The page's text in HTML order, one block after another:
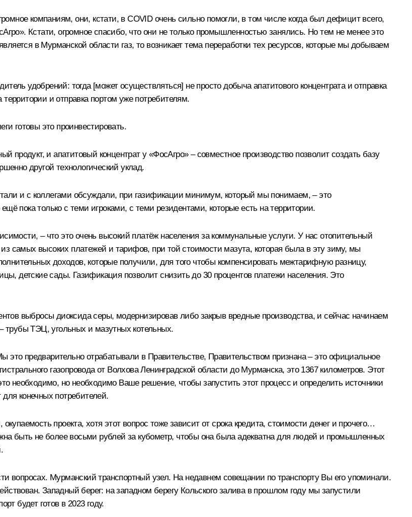
компаниям, они, кстати, в COVID очень сильно помогли, в том числе когда был дефицит всего,
Кстати, огромное спасибо, что они не только промышленностью занялись. Но тем не менее это
в Мурманской области газ, то возникает тема переработки тех ресурсов, которые мы добываем
удобрений: тогда [может осуществляться] не просто добыча апатитового концентрата и отправка
и отправка портом уже потребителям.
готовы это проинвестировать.
продукт, и апатитовый концентрат у «ФосАгро» – совместное производство позволит создать базу
другой технологический уклад.
и с коллегами обсуждали, при газификации минимум, который мы понимаем, – это
пока только с теми игроками, с теми резидентами, которые есть на территории.
– что это очень высокий платёж населения за коммунальные услуги. У нас отопительный
самых высоких платежей и тарифов, при той стоимости мазута, которая была в эту зиму, мы
доходов, которые получили, для того чтобы компенсировать межтарифную разницу,
детские сады. Газификация позволит снизить до 30 процентов платежи населения. Это
выбросы диоксида серы, модернизировав либо закрыв вредные производства, и сейчас начинаем
трубы ТЭЦ, угольных и мазутных котельных.
предварительно отрабатывали в Правительстве, Правительством признана – это официальное
газопровода от Волхова Ленинградской области до Мурманска, это 1367 километров. Этот
необходимо, но необходимо Ваше решение, чтобы запустить этот процесс и определить источники
конечных потребителей.
проекта, хотя этот вопрос тоже зависит от срока кредита, стоимости денег и прочего…
быть не более восьми рублей за кубометр, чтобы она была адекватна для людей и промышленных
вопросах. Мурманский транспортный узел. На недавнем совещании по транспорту Вы его упоминали.
Западный берег: на западном берегу Кольского залива в прошлом году мы запустили
будет готов в 2023 году.